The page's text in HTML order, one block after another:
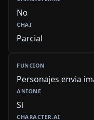
No
Parcial
Personajes envia
Si